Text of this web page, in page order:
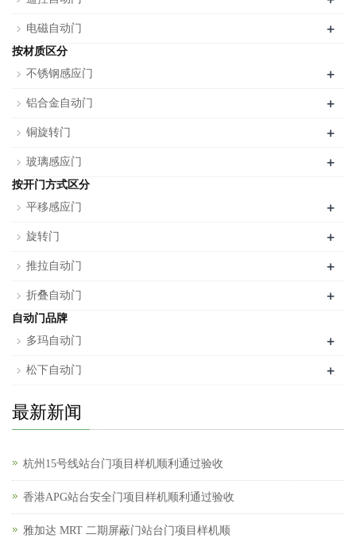
电磁自动门 +
按材质区分
不锈钢感应门
+
铝合金自动门 +
铜旋转门 +
玻璃感应门 +
按开门方式区分
平移感应门
+
旋转门 +
推拉自动门 +
折叠自动门 +
自动门品牌
多玛自动门
+
松下自动门 +
最新新闻
杭州15号线站台门项目样机顺利通过验收
香港APG站台安全门项目样机顺利通过验收
雅加达 MRT 二期屏蔽门站台门项目样机顺